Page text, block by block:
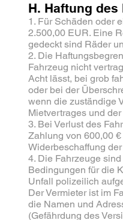
H. Haftung
1. Für Schäden oder
2.500,00 EUR. Eine
gedeckt sind Räder
2. Die
Fahrzeug nicht
Acht lässt, bei grob
oder bei der
wenn die zuständige
Mietvertrages und
3. Bei Verlust des
Zahlung von 600,00
Widerbeschaffung
4. Die Fahrzeuge
Bedingungen für die
Unfall polizeilich
Der Vermieter ist im
die Namen und
(Gefährdung des